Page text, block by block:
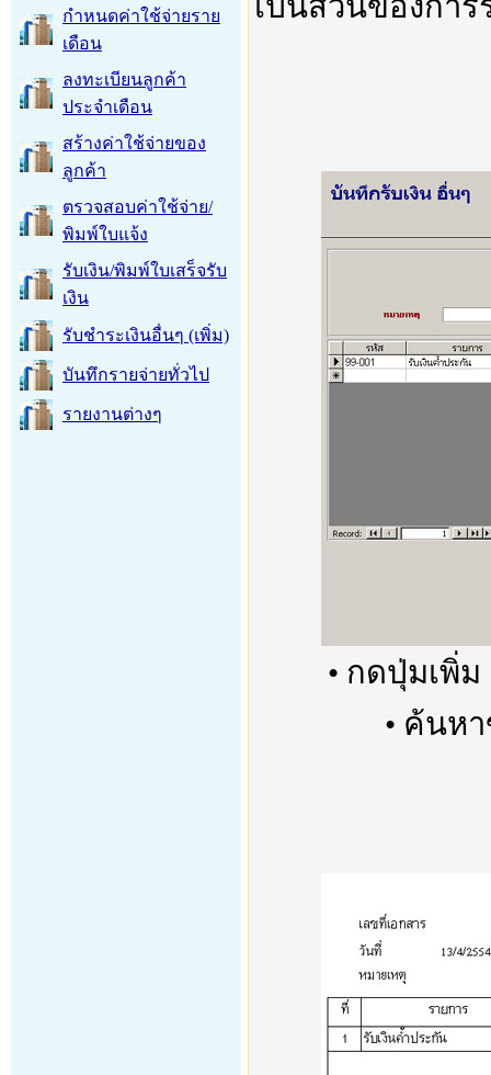
กำหนดค่าใช้จ่ายราย
เดือน
ลงทะเบียนลูกค้า
ประจำเดือน
สร้างค่าใช้จ่ายของ
ลูกค้า
ตรวจสอบค่าใช้จ่าย/
พิมพ์ใบแจ้ง
รับเงิน/พิมพ์ใบเสร็จรับ
เงิน
รับชำระเงินอื่นๆ (เพิ่ม)
บันทึกรายจ่ายทั่วไป
รายงานต่างๆ
• กดปุ่มเพิ่
• ค้นห